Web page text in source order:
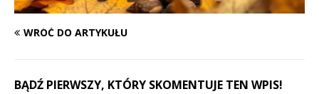
WRÓĆ DO ARTYKUŁU
BĄDŹ PIERWSZY, KTÓRY SKOMENTUJE TEN WPIS!